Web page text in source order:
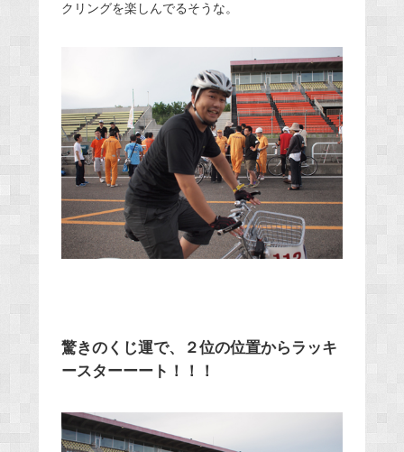
クリングを楽しんでるそうな。
驚きのくじ運で、２位の位置からラッキ
ースターーート！！！